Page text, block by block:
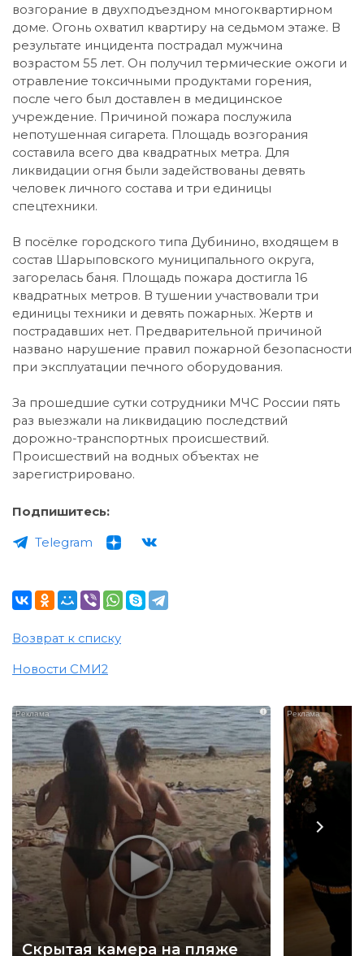
возгорание в двухподъездном многоквартирном
доме. Огонь охватил квартиру на седьмом этаже. В
результате инцидента пострадал мужчина
возрастом 55 лет. Он получил термические ожоги и
отравление токсичными продуктами горения,
после чего был доставлен в медицинское
учреждение. Причиной пожара послужила
непотушенная сигарета. Площадь возгорания
составила всего два квадратных метра. Для
ликвидации огня были задействованы девять
человек личного состава и три единицы
спецтехники.
В посёлке городского типа Дубинино, входящем в
состав Шарыповского муниципального округа,
загорелась баня. Площадь пожара достигла 16
квадратных метров. В тушении участвовали три
единицы техники и девять пожарных. Жертв и
пострадавших нет. Предварительной причиной
названо нарушение правил пожарной безопасности
при эксплуатации печного оборудования.
За прошедшие сутки сотрудники МЧС России пять
раз выезжали на ликвидацию последствий
дорожно-транспортных происшествий.
Происшествий на водных объектах не
зарегистрировано.
Подпишитесь:
Telegram
Возврат к списку
Новости СМИ2
i
Скрытая камера на пляже